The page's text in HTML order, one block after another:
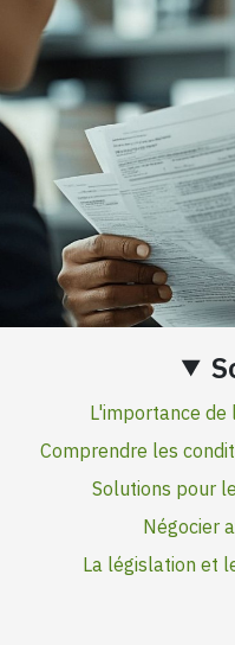
L'importance
Comprendre les
Solutions pour
Négocier
La législation et